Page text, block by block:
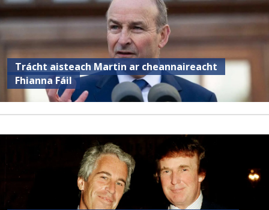
Trácht aisteach Martin ar cheannaireacht
Fhianna Fáil